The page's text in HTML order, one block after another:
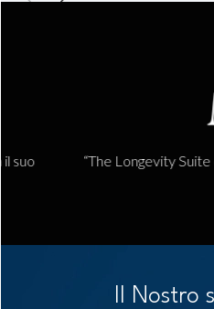
“The Longevity Suite
Il Nostro